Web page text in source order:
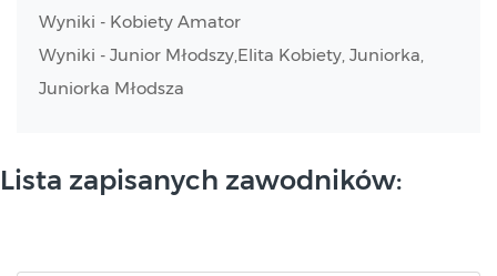
Wyniki - Kobiety Amator
Wyniki - Junior Młodszy,Elita Kobiety, Juniorka,
Juniorka Młodsza
Lista zapisanych zawodników: